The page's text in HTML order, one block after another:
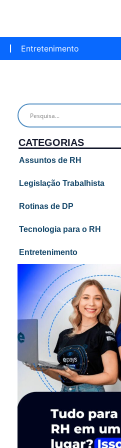
Entretenimento
CATEGORIAS
Assuntos de RH
Legislação Trabalhista
Rotinas de DP
Tecnologia para o RH
Entretenimento